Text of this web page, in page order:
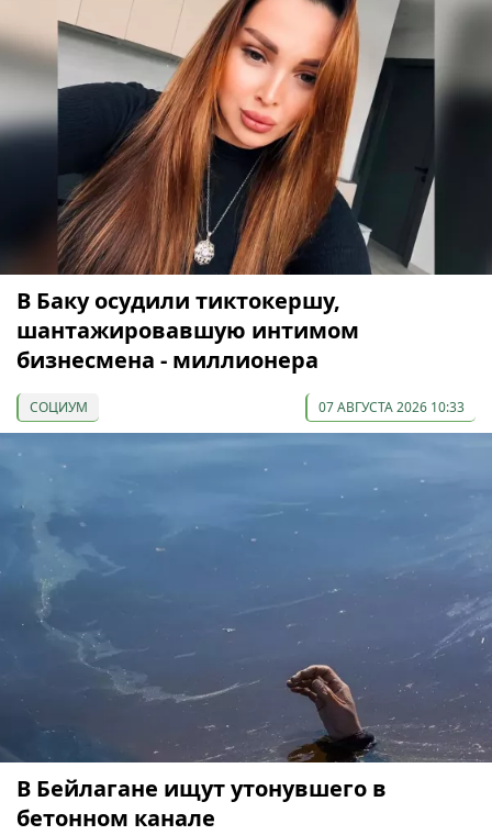
В Баку осудили тиктокершу,
шантажировавшую интимом
бизнесмена - миллионера
СОЦИУМ 07 АВГУСТА 2026 10:33
В Бейлагане ищут утонувшего в
бетонном канале